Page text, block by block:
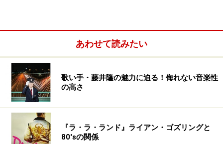
て、元DADA～4Dの小西健司さんと加入されましたが、
参加のいきさつは？ P-MODELのデビューは79年なん
で、当然後から聴かれたのだと思いますが、加入前から
P-MODELはよく聴かれていたんでしょうか？
P-MODEL参加への経緯は小西さんにネットでナンパされ
ました。P-MODELの名前はもちろん知っていましたが、
あわせて読みたい
歌い手・藤井隆の魅力に迫る！侮れない音楽性
の高さ
『ラ・ラ・ランド』ライアン・ゴズリングと
80'sの関係